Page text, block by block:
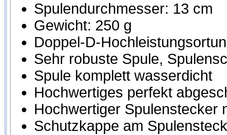
Spulendurchmesser: 13 cm
Gewicht: 250 g
Doppel-D-
Sehr robuste Spule,
Spule komplett wasserdicht
Hochwertiges perfekt
Hochwertiger Spulenstecker
Schutzkappe am